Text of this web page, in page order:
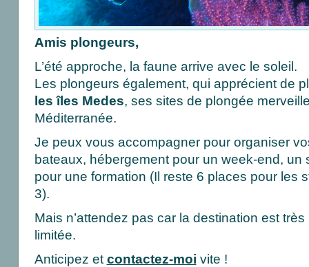
Amis plongeurs,
L’été approche, la faune arrive avec le soleil.
Les plongeurs également, qui apprécient de
les îles Medes, ses sites de plongée
Méditerranée.
Je peux vous accompagner pour organiser
bateaux, hébergement pour un week-end, un
pour une formation (Il reste 6 places pour les
3).
Mais n’attendez pas car la destination est
limitée.
Anticipez et contactez-moi vite !